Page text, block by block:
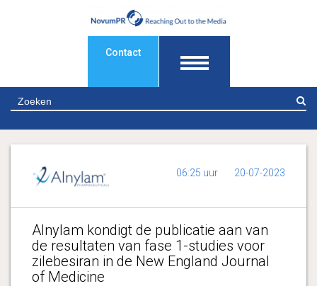
Contact
06:25 uur 20-07-2023
Alnylam kondigt de publicatie aan van
de resultaten van fase 1-studies voor
zilebesiran in de New England Journal
of Medicine